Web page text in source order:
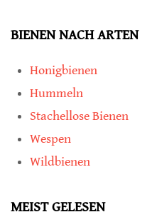
BIENEN NACH ARTEN
Honigbienen
Hummeln
Stachellose Bienen
Wespen
Wildbienen
MEIST GELESEN